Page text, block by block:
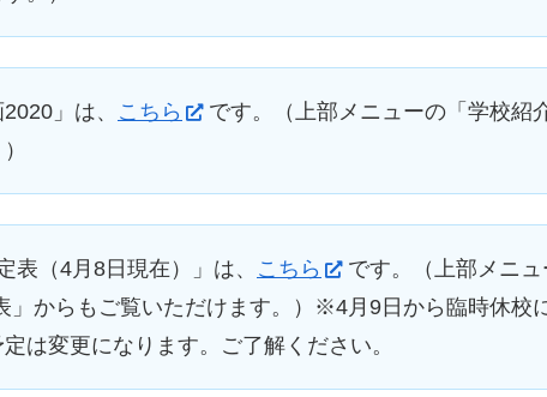
」は、 こちら
です。（上部メニューの「学校紹介
表（4月8日現在）」は、 こちら
です。（上部メニュ
」からもご覧いただけます。）※4月9日から臨時休校
は変更になります。ご了解ください。